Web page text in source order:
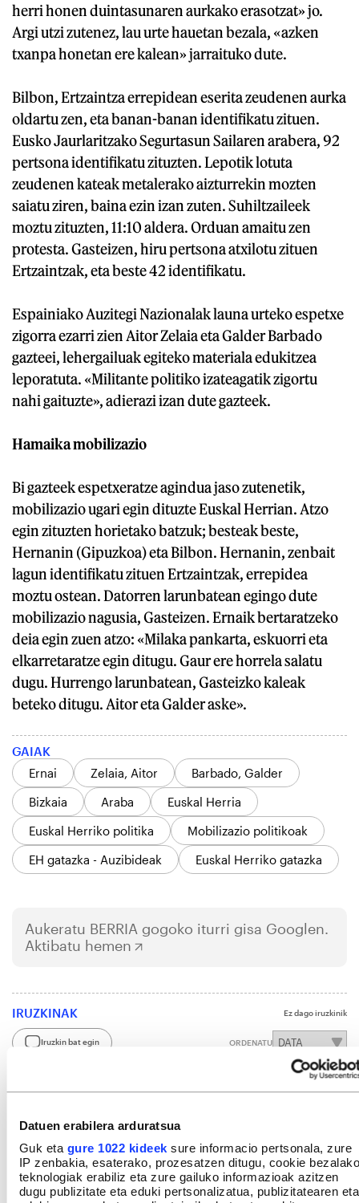
Datuen erabilera arduratsua
Guk eta gure 1022 kideek sure informacio pertsonala, zure
IP zenbakia, esaterako, prozesatzen ditugu, cookie bezalako
teknologiak erabiliz eta zure gailuko informazioak azitzen
dugu publizitate eta eduki pertsonalizatua, publizitatearen eta
herri honen duintasunaren aurkako erasotzat» jo.
Argi utzi zutenez, lau urte hauetan bezala, «azken
txanpa honetan ere kalean» jarraituko dute.
Bilbon, Ertzaintza errepidean eserita zeudenen aurka
oldartu zen, eta banan-banan identifikatu zituen.
Eusko Jaurlaritzako Segurtasun Sailaren arabera, 92
pertsona identifikatu zituzten. Lepotik lotuta
zeudenen kateak metalerako aizturrekin mozten
saiatu ziren, baina ezin izan zuten. Suhiltzaileek
moztu zituzten, 11:10 aldera. Orduan amaitu zen
protesta. Gasteizen, hiru pertsona atxilotu zituen
Ertzaintzak, eta beste 42 identifikatu.
Espainiako Auzitegi Nazionalak launa urteko espetxe
zigorra ezarri zien Aitor Zelaia eta Galder Barbado
gazteei, lehergailuak egiteko materiala edukitzea
leporatuta. «Militante politiko izateagatik zigortu
nahi gaituzte», adierazi izan dute gazteek.
Hamaika mobilizazio
Bi gazteek espetxeratze agindua jaso zutenetik,
mobilizazio ugari egin dituzte Euskal Herrian. Atzo
egin zituzten horietako batzuk; besteak beste,
Hernanin (Gipuzkoa) eta Bilbon. Hernanin, zenbait
lagun identifikatu zituen Ertzaintzak, errepidea
moztu ostean. Datorren larunbatean egingo dute
mobilizazio nagusia, Gasteizen. Ernaik bertaratzeko
deia egin zuen atzo: «Milaka pankarta, eskuorri eta
elkarretaratze egin ditugu. Gaur ere horrela salatu
dugu. Hurrengo larunbatean, Gasteizko kaleak
beteko ditugu. Aitor eta Galder aske».
GAIAK
Ernai
Zelaia, Aitor
Barbado, Galder
Bizkaia
Araba
Euskal Herria
Euskal Herriko politika
Mobilizazio politikoak
EH gatazka - Auzibideak
Euskal Herriko gatazka
Aukeratu BERRIA gogoko iturri gisa Googlen.
Aktibatu hemen
IRUZKINAK Ez dago iruzkinik
Iruzkin bat egin ORDENATU